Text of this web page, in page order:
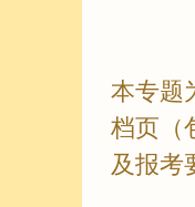
本专题
档页（
及报考